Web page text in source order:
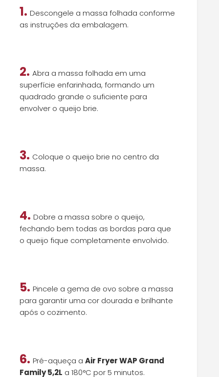
1.Descongele a massa folhada conforme
as instruções da embalagem.
2.Abra a massa folhada em uma
superfície enfarinhada, formando um
quadrado grande o suficiente para
envolver o queijo brie.
3. Coloque o queijo brie no centro da
massa.
4.Dobre a massa sobre o queijo,
fechando bem todas as bordas para que
o queijo fique completamente envolvido.
5.Pincele a gema de ovo sobre a massa
para garantir uma cor dourada e brilhante
após o cozimento.
6.Pré-aqueça aAir Fryer WAP Grand
Family 5,2L a 180°C por 5 minutos.